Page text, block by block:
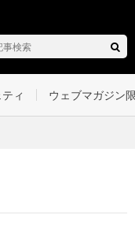
ィ ウェブマガジン